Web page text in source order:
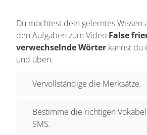
gleich klingen, aber eine andere
haben. Wie würdest du zum
"Ich kenne viele Filme"
nicht "I can". Denn das bedeutet
Denn "Ich kenne" wird mit "I
Auch der Satz "Ich will Eiscreme!"
Du möchtest dein gelerntes Wissen
den Aufgaben zum Video False
verwechselnde Wörter kannst du
und üben.
Vervollständige die Merksätze.
Bestimme die richtigen
SMS.